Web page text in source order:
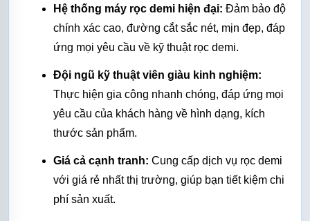
Hệ thống máy rọc demi hiện đại: Đảm bảo độ
chính xác cao, đường cắt sắc nét, mịn đẹp, đáp
ứng mọi yêu cầu về kỹ thuật rọc demi.
Đội ngũ kỹ thuật viên giàu kinh nghiệm:
Thực hiện gia công nhanh chóng, đáp ứng mọi
yêu cầu của khách hàng về hình dạng, kích
thước sản phẩm.
Giá cả cạnh tranh: Cung cấp dịch vụ rọc demi
với giá rẻ nhất thị trường, giúp bạn tiết kiệm chi
phí sản xuất.